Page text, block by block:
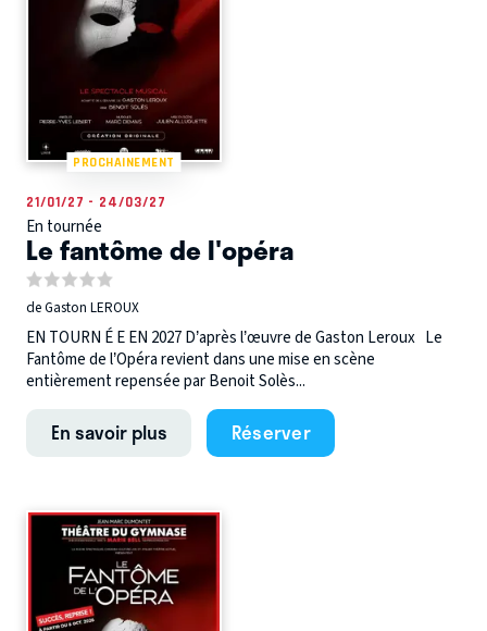
PROCHAINEMENT
21/01/27 - 24/03/27
En tournée
Le fantôme de l'opéra
de Gaston LEROUX
EN TOURN É E EN 2027 D’après l’œuvre de Gaston Leroux Le
Fantôme de l’Opéra revient dans une mise en scène
entièrement repensée par Benoit Solès...
En savoir plus Réserver